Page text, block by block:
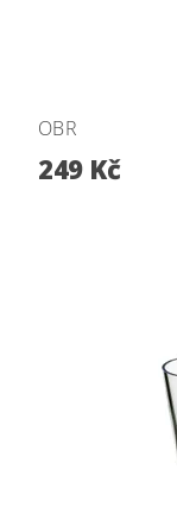
OBR
249 Kč